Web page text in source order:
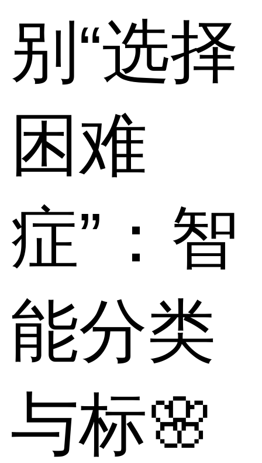
别“选择
困难
症”：智
能分类
与标🌸